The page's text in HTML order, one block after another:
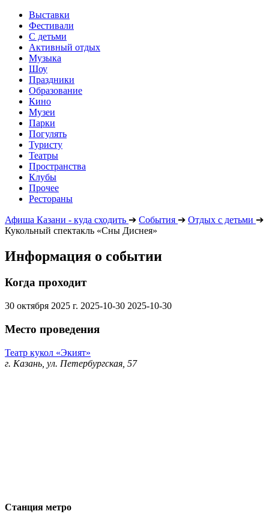
Выставки
Фестивали
С детьми
Активный отдых
Музыка
Шоу
Праздники
Образование
Кино
Музеи
Парки
Погулять
Туристу
Театры
Пространства
Клубы
Прочее
Рестораны
Афиша Казани - куда сходить ➔ События ➔ Отдых с детьми ➔
Кукольный спектакль «Сны Диснея»
Информация о событии
Когда проходит
30 октября 2025 г. 2025-10-30 2025-10-30
Место проведения
Театр кукол «Экият»
г. Казань, ул. Петербургская, 57
Станция метро